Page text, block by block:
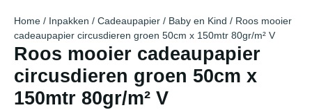
Home / Inpakken / Cadeaupapier / Baby en Kind / Roos mooier
cadeaupapier circusdieren groen 50cm x 150mtr 80gr/m² V
Roos mooier cadeaupapier
circusdieren groen 50cm x
150mtr 80gr/m² V